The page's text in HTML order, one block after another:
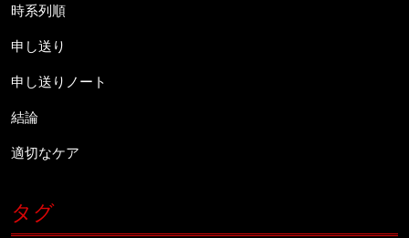
時系列順
申し送り
申し送りノート
結論
適切なケア
タグ